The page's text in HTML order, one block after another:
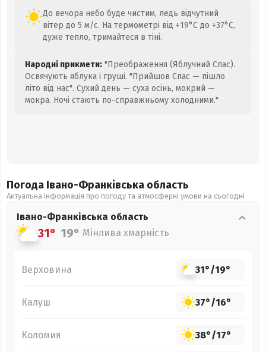
До вечора небо буде чистим, ледь відчутний
вітер до 5 м/с. На термометрі від +19°C до +37°C,
дуже тепло, тримайтеся в тіні.
Народні прикмети: "Преображення (Яблучний Спас).
Освячують яблука і груші. "Прийшов Спас — пішло
літо від нас". Сухий день — суха осінь, мокрий —
мокра. Ночі стають по-справжньому холодними."
Погода Івано-Франківська область
Актуальна інформація про погоду та атмосферні умови на сьогодні
Івано-Франківська область
31° 19° Мінлива хмарність
Верховина 31°/19°
Калуш 37°/16°
Коломия 38°/17°